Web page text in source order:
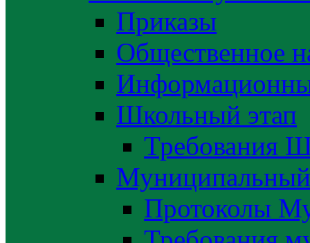
Приказы
Общественное
Школьный этап
Требования
Муниципальный
Протоколы